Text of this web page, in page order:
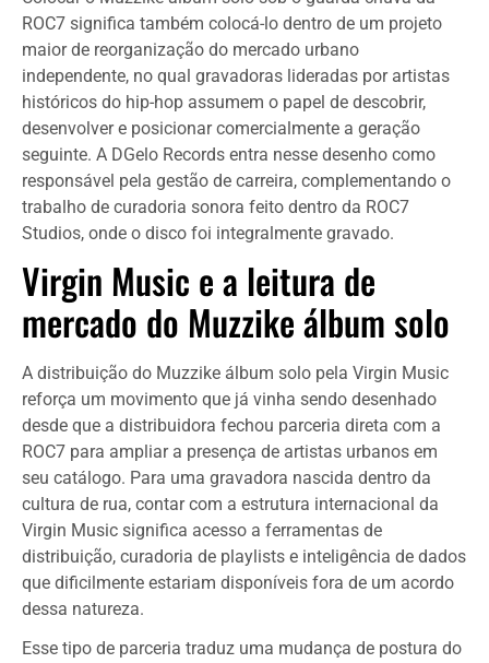
ROC7 significa também colocá-lo dentro de um projeto
maior de reorganização do mercado urbano
independente, no qual gravadoras lideradas por artistas
históricos do hip-hop assumem o papel de descobrir,
desenvolver e posicionar comercialmente a geração
seguinte. A DGelo Records entra nesse desenho como
responsável pela gestão de carreira, complementando o
trabalho de curadoria sonora feito dentro da ROC7
Studios, onde o disco foi integralmente gravado.
Virgin Music e a leitura de
mercado do Muzzike álbum solo
A distribuição do Muzzike álbum solo pela Virgin Music
reforça um movimento que já vinha sendo desenhado
desde que a distribuidora fechou parceria direta com a
ROC7 para ampliar a presença de artistas urbanos em
seu catálogo. Para uma gravadora nascida dentro da
cultura de rua, contar com a estrutura internacional da
Virgin Music significa acesso a ferramentas de
distribuição, curadoria de playlists e inteligência de dados
que dificilmente estariam disponíveis fora de um acordo
dessa natureza.
Esse tipo de parceria traduz uma mudança de postura do